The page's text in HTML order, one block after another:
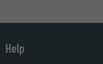
Help